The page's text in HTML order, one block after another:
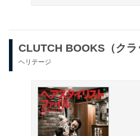
CLUTCH BOOKS（クラ
ヘリテージ